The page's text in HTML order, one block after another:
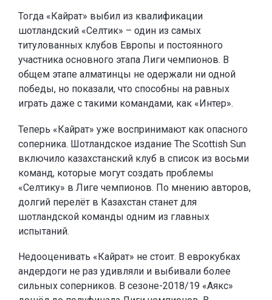
Тогда «Кайрат» выбил из квалификации
шотландский «Селтик» – один из самых
титулованных клубов Европы и постоянного
участника основного этапа Лиги чемпионов. В
общем этапе алматинцы не одержали ни одной
победы, но показали, что способны на равных
играть даже с такими командами, как «Интер».
Теперь «Кайрат» уже воспринимают как опасного
соперника. Шотландское издание The Scottish Sun
включило казахстанский клуб в список из восьми
команд, которые могут создать проблемы
«Селтику» в Лиге чемпионов. По мнению авторов,
долгий перелёт в Казахстан станет для
шотландской команды одним из главных
испытаний.
Недооценивать «Кайрат» не стоит. В еврокубках
андердоги не раз удивляли и выбивали более
сильных соперников. В сезоне-2018/19 «Аякс»